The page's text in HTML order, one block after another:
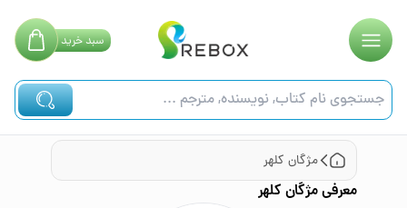
سبدخرید
مژگان کلهر
معرفیمژگان کلهر